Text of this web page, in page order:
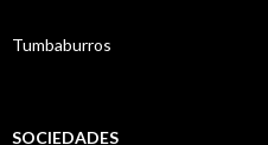
Tumbaburros
SOCIEDADES